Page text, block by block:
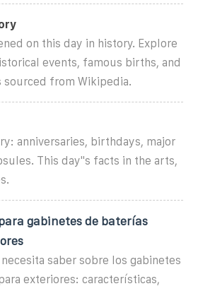
on this day in history. Explore
events, famous births, and
from Wikipedia.
anniversaries, birthdays, major
This day''s facts in the arts,
gabinetes de baterías
saber sobre los gabinetes
exteriores: características,